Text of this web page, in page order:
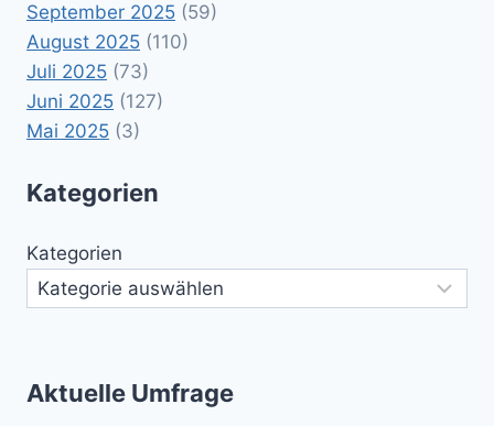
September 2025 (59)
August 2025 (110)
Juli 2025 (73)
Juni 2025 (127)
Mai 2025 (3)
Kategorien
Kategorien
Aktuelle Umfrage